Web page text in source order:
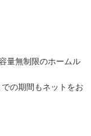
量無制限のホームル
の期間もネットをお